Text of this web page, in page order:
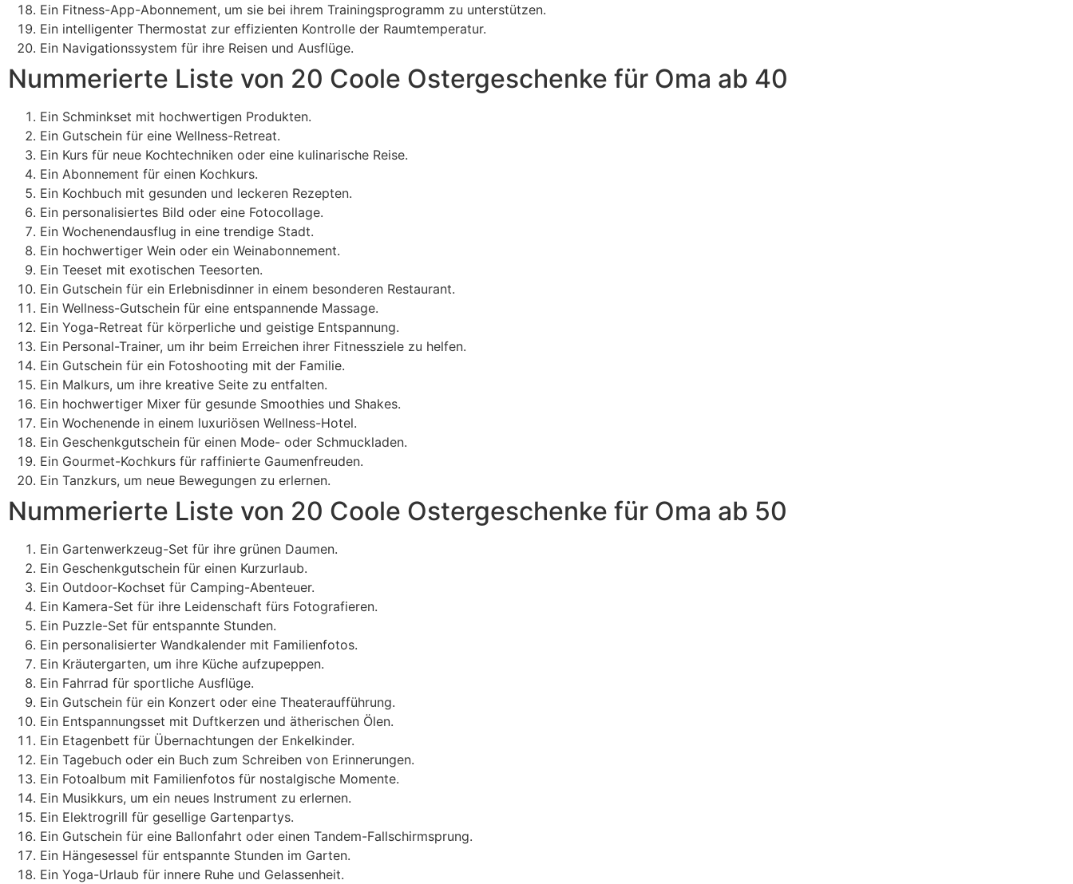
Ein Fitness-App-Abonnement, um sie bei ihrem Trainingsprogramm zu unterstützen.
Ein intelligenter Thermostat zur effizienten Kontrolle der Raumtemperatur.
Ein Navigationssystem für ihre Reisen und Ausflüge.
Nummerierte Liste von 20 Coole Ostergeschenke für Oma ab 40
Ein Schminkset mit hochwertigen Produkten.
Ein Gutschein für eine Wellness-Retreat.
Ein Kurs für neue Kochtechniken oder eine kulinarische Reise.
Ein Abonnement für einen Kochkurs.
Ein Kochbuch mit gesunden und leckeren Rezepten.
Ein personalisiertes Bild oder eine Fotocollage.
Ein Wochenendausflug in eine trendige Stadt.
Ein hochwertiger Wein oder ein Weinabonnement.
Ein Teeset mit exotischen Teesorten.
Ein Gutschein für ein Erlebnisdinner in einem besonderen Restaurant.
Ein Wellness-Gutschein für eine entspannende Massage.
Ein Yoga-Retreat für körperliche und geistige Entspannung.
Ein Personal-Trainer, um ihr beim Erreichen ihrer Fitnessziele zu helfen.
Ein Gutschein für ein Fotoshooting mit der Familie.
Ein Malkurs, um ihre kreative Seite zu entfalten.
Ein hochwertiger Mixer für gesunde Smoothies und Shakes.
Ein Wochenende in einem luxuriösen Wellness-Hotel.
Ein Geschenkgutschein für einen Mode- oder Schmuckladen.
Ein Gourmet-Kochkurs für raffinierte Gaumenfreuden.
Ein Tanzkurs, um neue Bewegungen zu erlernen.
Nummerierte Liste von 20 Coole Ostergeschenke für Oma ab 50
Ein Gartenwerkzeug-Set für ihre grünen Daumen.
Ein Geschenkgutschein für einen Kurzurlaub.
Ein Outdoor-Kochset für Camping-Abenteuer.
Ein Kamera-Set für ihre Leidenschaft fürs Fotografieren.
Ein Puzzle-Set für entspannte Stunden.
Ein personalisierter Wandkalender mit Familienfotos.
Ein Kräutergarten, um ihre Küche aufzupeppen.
Ein Fahrrad für sportliche Ausflüge.
Ein Gutschein für ein Konzert oder eine Theateraufführung.
Ein Entspannungsset mit Duftkerzen und ätherischen Ölen.
Ein Etagenbett für Übernachtungen der Enkelkinder.
Ein Tagebuch oder ein Buch zum Schreiben von Erinnerungen.
Ein Fotoalbum mit Familienfotos für nostalgische Momente.
Ein Musikkurs, um ein neues Instrument zu erlernen.
Ein Elektrogrill für gesellige Gartenpartys.
Ein Gutschein für eine Ballonfahrt oder einen Tandem-Fallschirmsprung.
Ein Hängesessel für entspannte Stunden im Garten.
Ein Yoga-Urlaub für innere Ruhe und Gelassenheit.